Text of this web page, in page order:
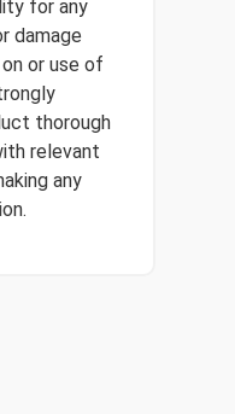
for any
damage
or use of
thorough
relevant
any